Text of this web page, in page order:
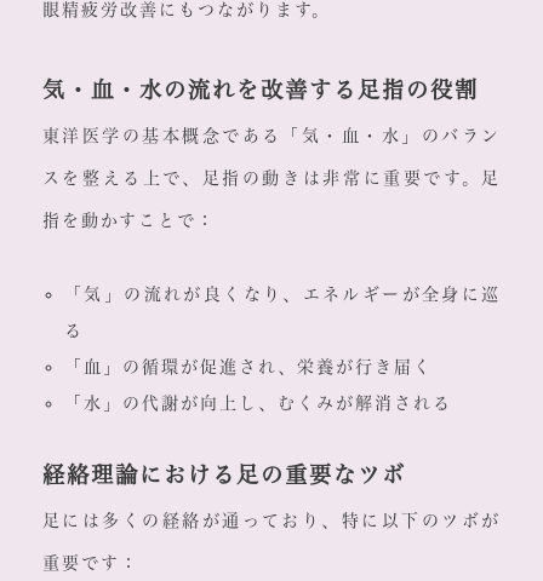
眼精疲労改善にもつながります。
気・血・水の流れを改善する足指の役割
東洋医学の基本概念である「気・血・水」のバラン
スを整える上で、足指の動きは非常に重要です。足
指を動かすことで：
「気」の流れが良くなり、エネルギーが全身に巡
る
「血」の循環が促進され、栄養が行き届く
「水」の代謝が向上し、むくみが解消される
経絡理論における足の重要なツボ
足には多くの経絡が通っており、特に以下のツボが
重要です：